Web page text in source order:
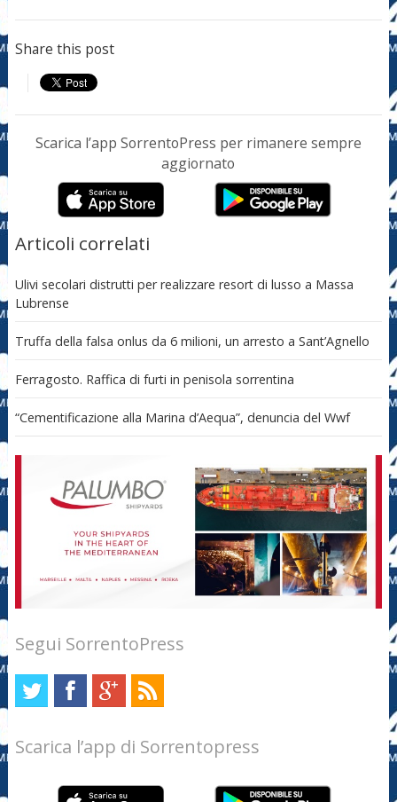
Share this post
Scarica l’app SorrentoPress per rimanere sempre
aggiornato
Articoli correlati
Ulivi secolari distrutti per realizzare resort di lusso a Massa
Lubrense
Truffa della falsa onlus da 6 milioni, un arresto a Sant’Agnello
Ferragosto. Raffica di furti in penisola sorrentina
“Cementificazione alla Marina d’Aequa”, denuncia del Wwf
Segui SorrentoPress
Scarica l’app di Sorrentopress